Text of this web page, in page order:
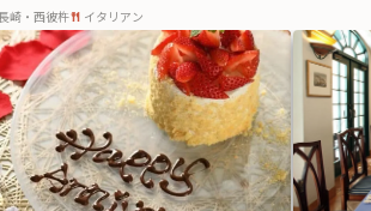
崎・西彼杵 イタリアン